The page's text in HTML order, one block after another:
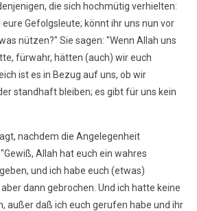
die sich hochmütig verhielten:
eure Gefolgsleute; könnt ihr uns nun vor
nützen?" Sie sagen: "Wenn Allah uns
fürwahr, hätten (auch) wir euch
ist es in Bezug auf uns, ob wir
standhaft bleiben; es gibt für uns kein
nachdem die Angelegenheit
Allah hat euch ein wahres
und ich habe euch (etwas)
dann gebrochen. Und ich hatte keine
außer daß ich euch gerufen habe und ihr